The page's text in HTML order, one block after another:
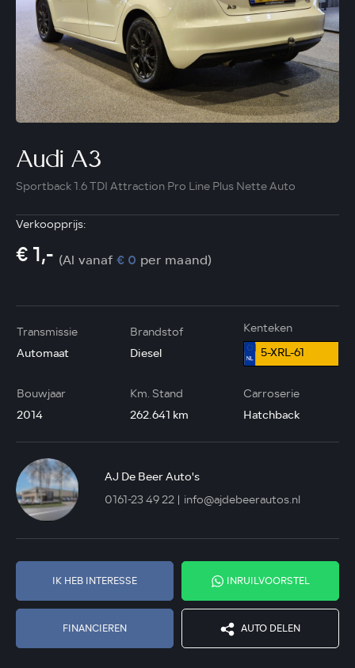
Audi A3
Sportback 1.6 TDI Attraction Pro Line Plus Nette Auto
Verkoopprijs:
€ 1,- (Al vanaf € 0 per maand)
Transmissie
Automaat
Brandstof
Diesel
Kenteken
5-XRL-61
Bouwjaar
2014
Km. Stand
262.641 km
Carroserie
Hatchback
AJ De Beer Auto's
0161-23 49 22
info@ajdebeerautos.nl
IK HEB INTERESSE INRUILVOORSTEL
FINANCIEREN AUTO DELEN